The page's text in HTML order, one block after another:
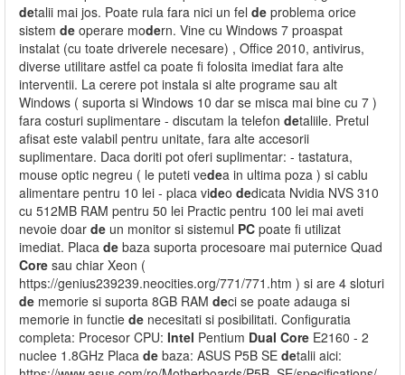
detalii mai jos. Poate rula fara nici un fel de problema orice
sistem de operare modern. Vine cu Windows 7 proaspat
instalat (cu toate driverele necesare) , Office 2010, antivirus,
diverse utilitare astfel ca poate fi folosita imediat fara alte
interventii. La cerere pot instala si alte programe sau alt
Windows ( suporta si Windows 10 dar se misca mai bine cu 7 )
fara costuri suplimentare - discutam la telefon detaliile. Pretul
afisat este valabil pentru unitate, fara alte accesorii
suplimentare. Daca doriti pot oferi suplimentar: - tastatura,
mouse optic negreu ( le puteti vedea in ultima poza ) si cablu
alimentare pentru 10 lei - placa video dedicata Nvidia NVS 310
cu 512MB RAM pentru 50 lei Practic pentru 100 lei mai aveti
nevoie doar de un monitor si sistemul PC poate fi utilizat
imediat. Placa de baza suporta procesoare mai puternice Quad
Core sau chiar Xeon (
https://genius239239.neocities.org/771/771.htm ) si are 4 sloturi
de memorie si suporta 8GB RAM deci se poate adauga si
memorie in functie de necesitati si posibilitati. Configuratia
completa: Procesor CPU: Intel Pentium Dual Core E2160 - 2
nuclee 1.8GHz Placa de baza: ASUS P5B SE detalii aici: